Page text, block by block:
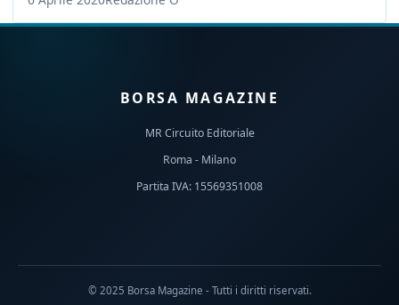
BORSA MAGAZINE
MR Circuito Editoriale
Roma - Milano
Partita IVA: 15569351008
© 2025 Borsa Magazine - Tutti i diritti riservati.